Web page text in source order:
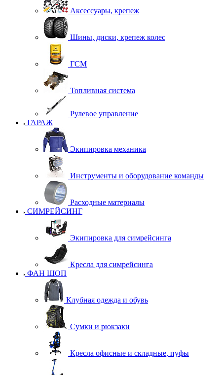
Аксессуары, крепеж
Шины, диски, крепеж колес
ГСМ
Топливная система
Рулевое управление
ГАРАЖ
Экипировка механика
Инструменты и оборудование команды
Расходные материалы
СИМРЕЙСИНГ
Экипировка для симрейсинга
Кресла для симрейсинга
ФАН ШОП
Клубная одежда и обувь
Сумки и рюкзаки
Кресла офисные и складные, пуфы